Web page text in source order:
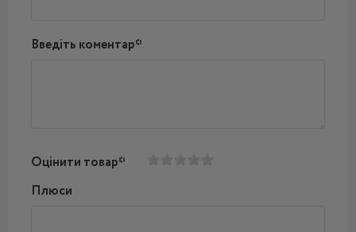
Введіть коментар*
Оцінити товар*
Плюси